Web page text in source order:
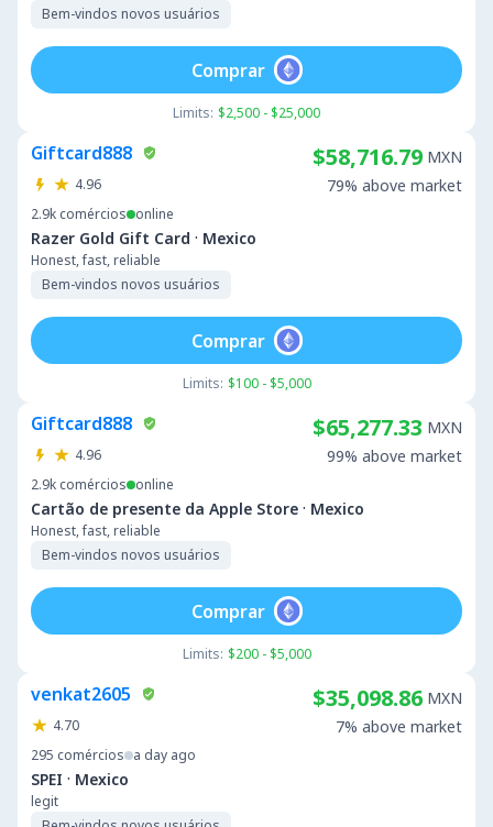
Bem-vindos novos usuários
Limits: $2,500 - $25,000
Comprar
Giftcard888
4.96
2.9k comércios online
Razer Gold Gift Card · Mexico
Honest, fast, reliable
Bem-vindos novos usuários
$58,716.79 MXN
79% above market
Limits: $100 - $5,000
Comprar
Giftcard888
4.96
2.9k comércios online
Cartão de presente da Apple Store · Mexico
Honest, fast, reliable
Bem-vindos novos usuários
$65,277.33 MXN
99% above market
Limits: $200 - $5,000
Comprar
venkat2605
4.70
295 comércios a day ago
SPEI · Mexico
legit
$35,098.86 MXN
7% above market